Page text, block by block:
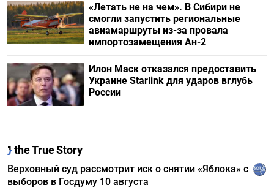
«Летать не на чем». В Сибири не
смогли запустить региональные
авиамаршруты из-за провала
импортозамещения Ан-2
Илон Маск отказался предоставить
Украине Starlink для ударов вглубь
России